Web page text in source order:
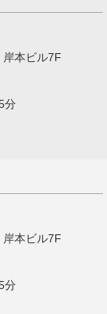
本ビル7F
分
本ビル7F
分